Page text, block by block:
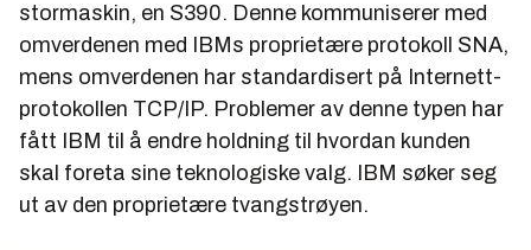
stormaskin, en S390. Denne kommuniserer med
omverdenen med IBMs proprietære protokoll SNA,
mens omverdenen har standardisert på Internett-
protokollen TCP/IP. Problemer av denne typen har
fått IBM til å endre holdning til hvordan kunden
skal foreta sine teknologiske valg. IBM søker seg
ut av den proprietære tvangstrøyen.